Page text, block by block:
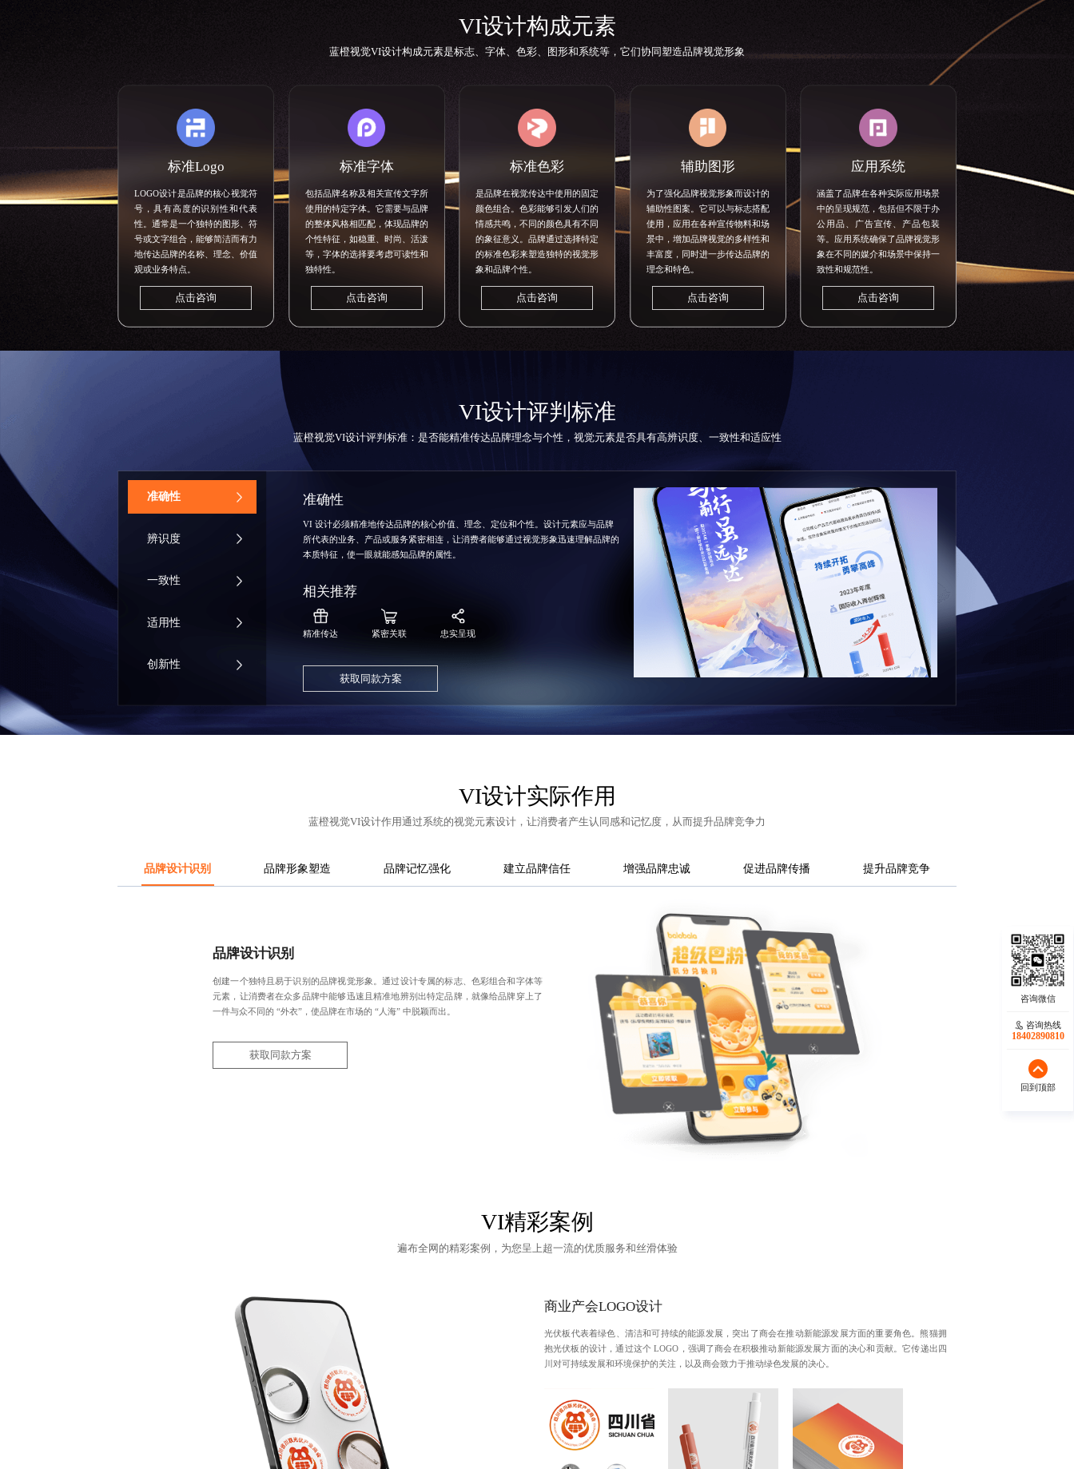
VI设计构成元素
蓝橙视觉VI设计构成元素是标志、字体、色彩、图形和系统等，它们协同塑造品牌视觉形象
标准Logo
LOGO设计是品牌的核心视觉符
号，具有高度的识别性和代表
性。通常是一个独特的图形、符
号或文字组合，能够简洁而有力
地传达品牌的名称、理念、价值
观或业务特点。
点击咨询
标准字体
包括品牌名称及相关宣传文字所
使用的特定字体。它需要与品牌
的整体风格相匹配，体现品牌的
个性特征，如稳重、时尚、活泼
等，字体的选择要考虑可读性和
独特性。
点击咨询
标准色彩
是品牌在视觉传达中使用的固定
颜色组合。色彩能够引发人们的
情感共鸣，不同的颜色具有不同
的象征意义。品牌通过选择特定
的标准色彩来塑造独特的视觉形
象和品牌个性。
点击咨询
辅助图形
为了强化品牌视觉形象而设计的
辅助性图案。它可以与标志搭配
使用，应用在各种宣传物料和场
景中，增加品牌视觉的多样性和
丰富度，同时进一步传达品牌的
理念和特色。
点击咨询
应用系统
涵盖了品牌在各种实际应用场景
中的呈现规范，包括但不限于办
公用品、广告宣传、产品包装
等。应用系统确保了品牌视觉形
象在不同的媒介和场景中保持一
致性和规范性。
点击咨询
VI设计评判标准
蓝橙视觉VI设计评判标准：是否能精准传达品牌理念与个性，视觉元素是否具有高辨识度、一致性和适应性
‌准确性
辨识度
一致性
适用性
创新性
准确性
VI 设计必须精准地传达品牌的核心价值、理念、定位和个性。设计元素应与品牌
所代表的业务、产品或服务紧密相连，让消费者能够通过视觉形象迅速理解品牌的
本质特征，使一眼就能感知品牌的属性。
相关推荐
精准传达 紧密关联 忠实呈现
获取同款方案
VI设计实际作用
蓝橙视觉VI设计作用通过系统的视觉元素设计，让消费者产生认同感和记忆度，从而提升品牌竞争力
品牌设计识别 品牌形象塑造 品牌记忆强化 建立品牌信任 增强品牌忠诚 促进品牌传播 提升品牌竞争
品牌设计识别
创建一个独特且易于识别的品牌视觉形象。通过设计专属的标志、色彩组合和字体等
元素，让消费者在众多品牌中能够迅速且精准地辨别出特定品牌，就像给品牌穿上了
一件与众不同的 “外衣”，使品牌在市场的 “人海” 中脱颖而出。
获取同款方案
VI精彩案例
遍布全网的精彩案例，为您呈上超一流的优质服务和丝滑体验
商业产会LOGO设计
光伏板代表着绿色、清洁和可持续的能源发展，突出了商会在推动新能源发展方面的重要角色。熊猫拥
抱光伏板的设计，通过这个 LOGO，强调了商会在积极推动新能源发展方面的决心和贡献。它传递出四
川对可持续发展和环境保护的关注，以及商会致力于推动绿色发展的决心。
咨询热线
17723342546
回到顶部
咨询热线
18402890810
回到顶部